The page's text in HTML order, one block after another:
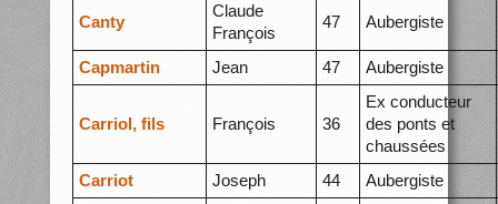
Canty
Claude
François
47 Aubergiste
Capmartin Jean 47 Aubergiste
Carriol, fils François 36
Ex conducteur
des ponts et
chaussées
Carriot
Joseph 44 Aubergiste